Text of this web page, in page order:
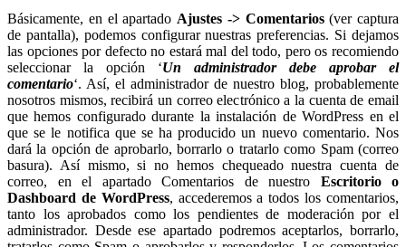
Básicamente, en el apartado Ajustes -> Comentarios(ver captura
de pantalla), podemos configurar nuestras preferencias. Si dejamos
las opciones por defecto no estará mal del todo, pero os recomiendo
seleccionar la opción ‘Un administrador debe aprobar el
comentario‘. Así, el administrador de nuestro blog, probablemente
nosotros mismos, recibirá un correo electrónico a la cuenta de email
que hemos configurado durante la instalación de WordPress en el
que se le notifica que se ha producido un nuevo comentario. Nos
dará la opción de aprobarlo, borrarlo o tratarlo como Spam (correo
basura). Así mismo, si no hemos chequeado nuestra cuenta de
correo, en el apartado Comentarios de nuestro Escritorio o
Dashboard de WordPress, accederemos a todos los comentarios,
tanto los aprobados como los pendientes de moderación por el
administrador. Desde ese apartado podremos aceptarlos, borrarlo,